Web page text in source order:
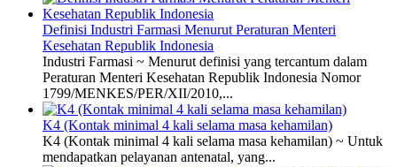
Definisi Industri Farmasi Menurut Peraturan Menteri
Kesehatan Republik Indonesia
Industri Farmasi ~ Menurut definisi yang tercantum dalam
Peraturan Menteri Kesehatan Republik Indonesia Nomor
1799/MENKES/PER/XII/2010,...
K4 (Kontak minimal 4 kali selama masa kehamilan)
K4 (Kontak minimal 4 kali selama masa kehamilan) ~ Untuk
mendapatkan pelayanan antenatal, yang...